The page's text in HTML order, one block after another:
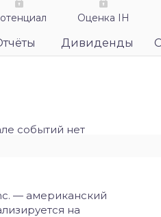
Оценка IH
Дивиденды
событий нет
— американский
на